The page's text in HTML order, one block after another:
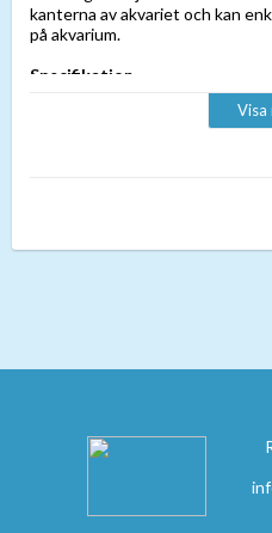
kanterna av akvariet och kan
på akvarium.
Specifikation
- Justerbar längd: 100-120cm.
- Energiförbrukning: 36W.
Visa